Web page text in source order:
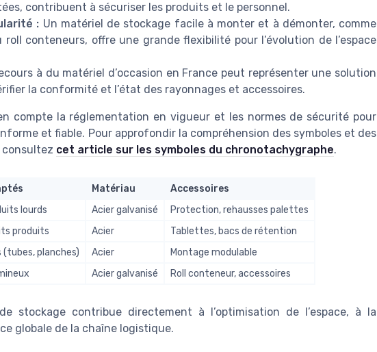
contribuent à sécuriser les produits et le personnel.
: Un matériel de stockage facile à monter et à démonter, comme
conteneurs, offre une grande flexibilité pour l’évolution de l’espace
à du matériel d’occasion en France peut représenter une solution
la conformité et l’état des rayonnages et accessoires.
compte la réglementation en vigueur et les normes de sécurité pour
et fiable. Pour approfondir la compréhension des symboles et des
consultez cet article sur les symboles du chronotachygraphe.
Matériau
Accessoires
lourds Acier galvanisé
Protection, rehausses palettes
produits Acier
Tablettes, bacs de rétention
(tubes, planches) Acier
Montage modulable
Acier galvanisé Roll conteneur, accessoires
stockage contribue directement à l’optimisation de l’espace, à la
globale de la chaîne logistique.